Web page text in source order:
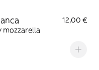
12,00 €
mozzarella